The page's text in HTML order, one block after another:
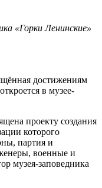
«Горки Ленинские»
достижениям
в музее-
проекту создания
которого
партия и
военные и
музея-заповедника